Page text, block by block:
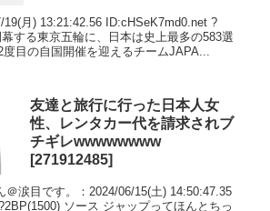
19(月) 13:21:42.56 ID:cHSeK7md0.net ?
する東京五輪に、日本は史上最多の583選
目の自国開催を迎えるチームJAPA...
友達と旅行に行った日本人女
性、レンタカー代を請求されブ
チギレwwwwwwww
[271912485]
＠涙目です。：2024/06/15(土) 14:50:47.35
ソース ジャップってほんとちっ